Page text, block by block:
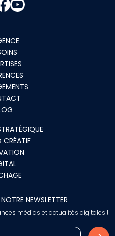
CRÉATIF
NEWSLETTER
médias et actualités digitales !